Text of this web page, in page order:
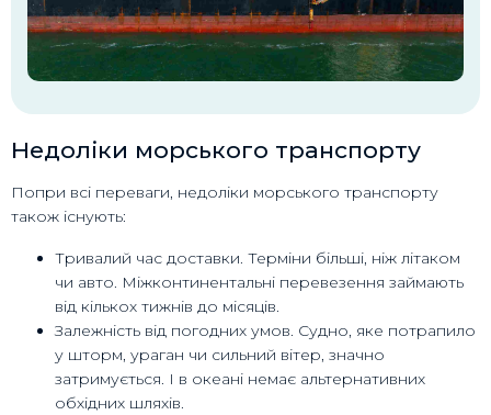
Недоліки морського транспорту
Попри всі переваги, недоліки морського транспорту
також існують:
Тривалий час доставки. Терміни більші, ніж літаком
чи авто. Міжконтинентальні перевезення займають
від кількох тижнів до місяців.
Залежність від погодних умов. Судно, яке потрапило
у шторм, ураган чи сильний вітер, значно
затримується. І в океані немає альтернативних
обхідних шляхів.